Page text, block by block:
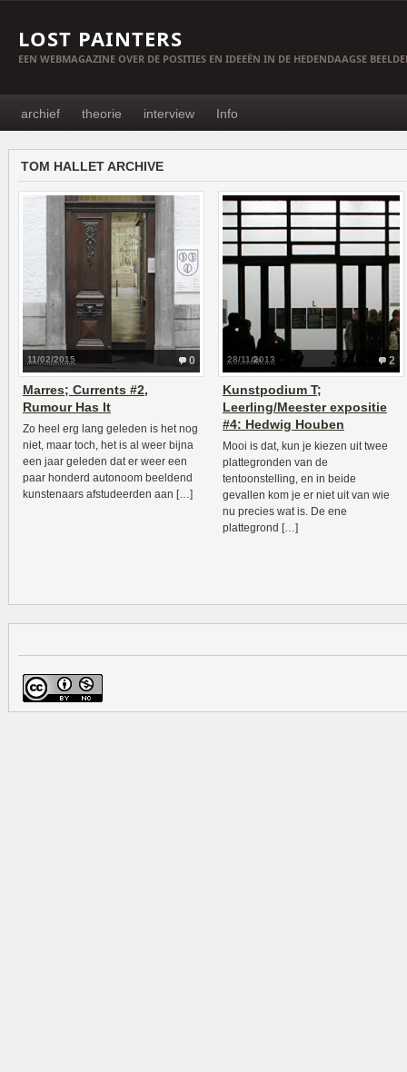
LOST PAINTERS
EEN WEBMAGAZINE OVER DE POSITIES EN IDEEËN IN DE HEDENDAAGSE
archief theorie interview Info
TOM HALLET ARCHIVE
0
11/02/2015
Marres; Currents #2,
Rumour Has It
Zo heel erg lang geleden is het nog
niet, maar toch, het is al weer bijna
een jaar geleden dat er weer een
paar honderd autonoom beeldend
kunstenaars afstudeerden aan […]
2
28/11/2013
Kunstpodium T;
Leerling/Meester expositie
#4: Hedwig Houben
Mooi is dat, kun je kiezen uit twee
plattegronden van de
tentoonstelling, en in beide
gevallen kom je er niet uit van wie
nu precies wat is. De ene
plattegrond […]